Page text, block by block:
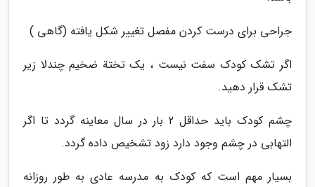
جراحی برای درست کردن مفصل تغییر شکل یافته (گاهی )
اگر تشک کودک سفت نیست ، یک تختة ضخیم چندلا زیر
تشک قرار دهید.
چشم کودک باید حداقل 2 بار در سال معاینه گردد تا اگر
التهابی در چشم وجود دارد زود تشخیص داده گردد.
بسیار مهم است که کودک به مدرسه عادی به طور روزانه